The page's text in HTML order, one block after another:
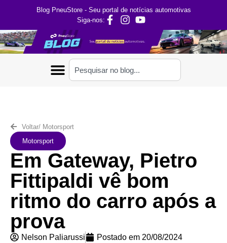
Blog PneuStore - Seu portal de notícias automotivas
Siga-nos:
Voltar/ Motorsport
Motorsport
Em Gateway, Pietro
Fittipaldi vê bom
ritmo do carro após a
prova
Nelson Paliarussi Postado em 20/08/2024